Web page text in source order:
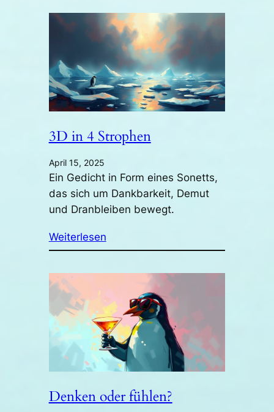
3D in 4 Strophen
April 15, 2025
Ein Gedicht in Form eines Sonetts,
das sich um Dankbarkeit, Demut
und Dranbleiben bewegt.
Weiterlesen
Denken oder fühlen?